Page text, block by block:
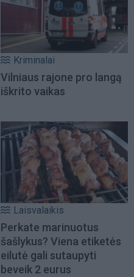
Kriminalai
Vilniaus rajone pro langą
iškrito vaikas
Laisvalaikis
Perkate marinuotus
šašlykus? Viena etiketės
eilutė gali sutaupyti
beveik 2 eurus